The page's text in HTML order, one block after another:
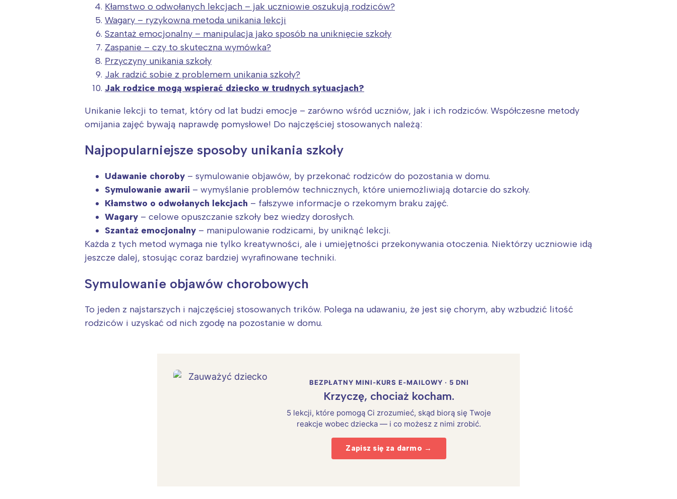
Kłamstwo o odwołanych lekcjach – jak uczniowie oszukują rodziców?
Wagary – ryzykowna metoda unikania lekcji
Szantaż emocjonalny – manipulacja jako sposób na uniknięcie szkoły
Zaspanie – czy to skuteczna wymówka?
Przyczyny unikania szkoły
Jak radzić sobie z problemem unikania szkoły?
Jak rodzice mogą wspierać dziecko w trudnych sytuacjach?
Unikanie lekcji to temat, który od lat budzi emocje – zarówno wśród uczniów, jak i ich rodziców. Współczesne metody
omijania zajęć bywają naprawdę pomysłowe! Do najczęściej stosowanych należą:
Najpopularniejsze sposoby unikania szkoły
Udawanie choroby – symulowanie objawów, by przekonać rodziców do pozostania w domu.
Symulowanie awarii – wymyślanie problemów technicznych, które uniemożliwiają dotarcie do szkoły.
Kłamstwo o odwołanych lekcjach – fałszywe informacje o rzekomym braku zajęć.
Wagary – celowe opuszczanie szkoły bez wiedzy dorosłych.
Szantaż emocjonalny – manipulowanie rodzicami, by uniknąć lekcji.
Każda z tych metod wymaga nie tylko kreatywności, ale i umiejętności przekonywania otoczenia. Niektórzy uczniowie idą
jeszcze dalej, stosując coraz bardziej wyrafinowane techniki.
Symulowanie objawów chorobowych
To jeden z najstarszych i najczęściej stosowanych trików. Polega na udawaniu, że jest się chorym, aby wzbudzić litość
rodziców i uzyskać od nich zgodę na pozostanie w domu.
BEZPŁATNY MINI-KURS E-MAILOWY · 5 DNI
Krzyczę, chociaż kocham.
5 lekcji, które pomogą Ci zrozumieć, skąd biorą się Twoje
reakcje wobec dziecka — i co możesz z nimi zrobić.
Zapisz się za darmo →